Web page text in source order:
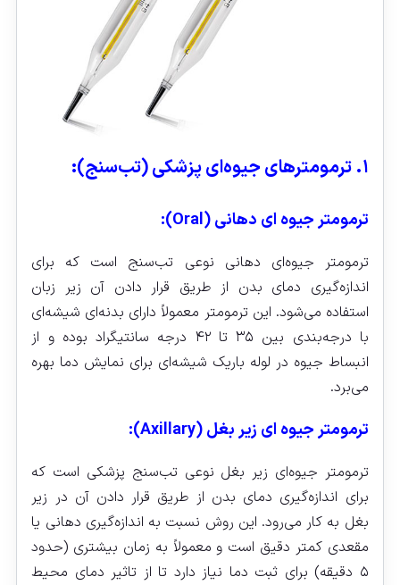
۱. ترمومترهای جیوه‌ای پزشکی (تب‌سنج):
ترمومتر جیوه‌ ای دهانی (Oral):
ترمومتر جیوه‌ای دهانی نوعی تب‌سنج است که برای
اندازه‌گیری دمای بدن از طریق قرار دادن آن زیر زبان
استفاده می‌شود. این ترمومتر معمولاً دارای بدنه‌ای شیشه‌ای
با درجه‌بندی بین ۳۵ تا ۴۲ درجه سانتیگراد بوده و از
انبساط جیوه در لوله باریک شیشه‌ای برای نمایش دما بهره
می‌برد.
ترمومتر جیوه‌ ای زیر بغل (Axillary):
ترمومتر جیوه‌ای زیر بغل نوعی تب‌سنج پزشکی است که
برای اندازه‌گیری دمای بدن از طریق قرار دادن آن در زیر
بغل به کار می‌رود. این روش نسبت به اندازه‌گیری دهانی یا
مقعدی کمتر دقیق است و معمولاً به زمان بیشتری (حدود
۵ دقیقه) برای ثبت دما نیاز دارد تا از تاثیر دمای محیط